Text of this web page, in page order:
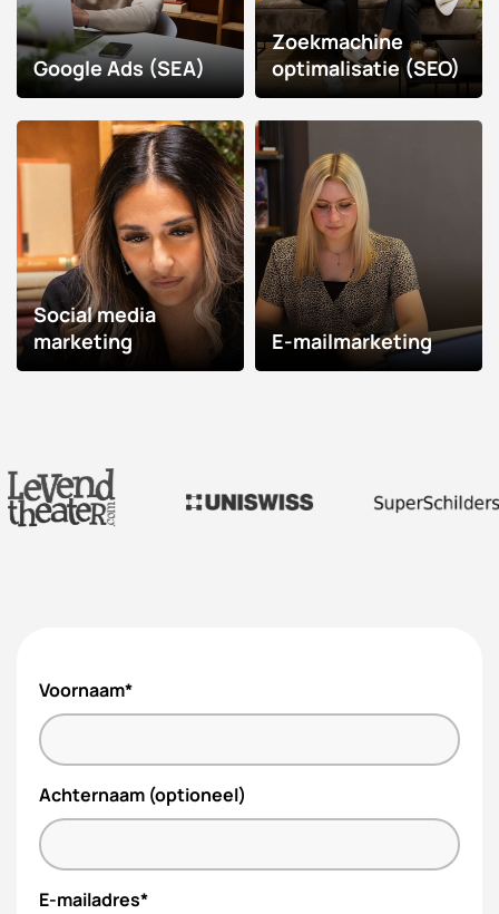
Google Ads (SEA)
Zoekmachine
optimalisatie (SEO)
Social media
marketing
E-mailmarketing
Voornaam*
Achternaam (optioneel)
E-mailadres*